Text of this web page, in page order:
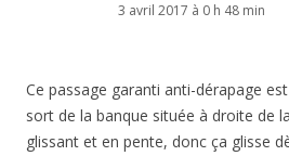
3 avril 2017 à 0 h 48 min
Ce passage garanti anti-dérapage
sort de la banque située à droite de
glissant et en pente, donc ça glisse